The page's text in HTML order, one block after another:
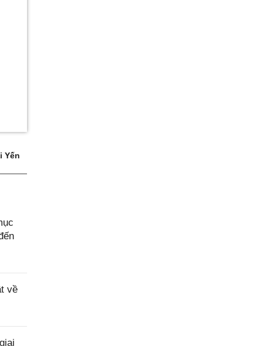
Yến
về